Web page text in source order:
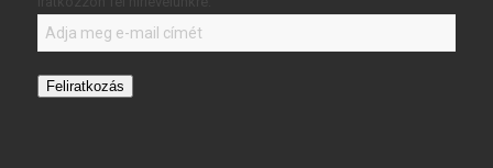
Feliratkozás